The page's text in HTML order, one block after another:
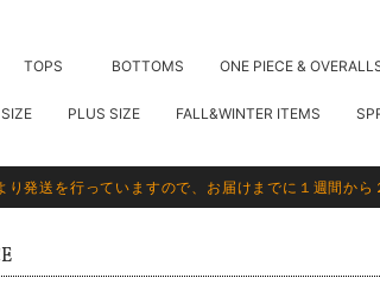
TOPS BOTTOMS ONE PIECE &
PLUS SIZE FALL&WINTER ITEMS
発送を行っていますので、お届けまでに１週間から